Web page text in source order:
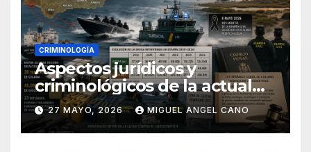
CRIMINOLOGÍA
Aspectos jurídicos y
criminológicos de la actual
lucha contra el narcotráfico
en el sur de España
27 MAYO, 2026 MIGUEL ANGEL CANO